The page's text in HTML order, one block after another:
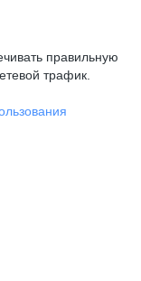
правильную
трафик.